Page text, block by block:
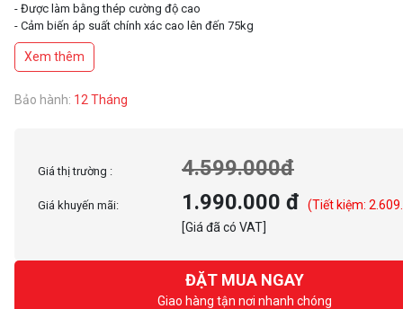
- Được làm bằng thép cường độ cao
- Cảm biến áp suất chính xác cao lên đến 75kg
- Bộ mã hóa từ tính độ chính xác cao 16-bit
- Kết nối trực tiếp với PC thông qua cổng USB
- Không gian của bàn đạp có thể tuỳ chỉnh
- Lò xo hãm và khối giảm chấn kết hợp
Xem thêm
Bảo hành: 12 Tháng
Giá thị trường : 4.599.000đ
Giá khuyến mãi: 1.990.000 đ
(Tiết kiệm:
[Giá đã có VAT]
ĐẶT MUA NGAY
Giao hàng tận nơi nhanh chóng